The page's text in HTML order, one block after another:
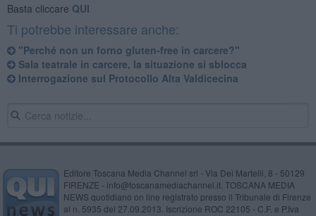
Basta cliccare QUI
Ti potrebbe interessare anche:
"Perché non un forno gluten-free in carcere?"
Sala teatrale in carcere, la situazione si sblocca
Interrogazione sul Protocollo Alta Valdicecina
Editore Toscana Media Channel srl - Via Dei Martelli, 8 - 50129
FIRENZE - info@toscanamediachannel.it. TOSCANA MEDIA
NEWS quotidiano on line registrato presso il Tribunale di Firenze
al n. 5935 del 27.09.2013. Iscrizione ROC 22105 - C.F. e P.Iva